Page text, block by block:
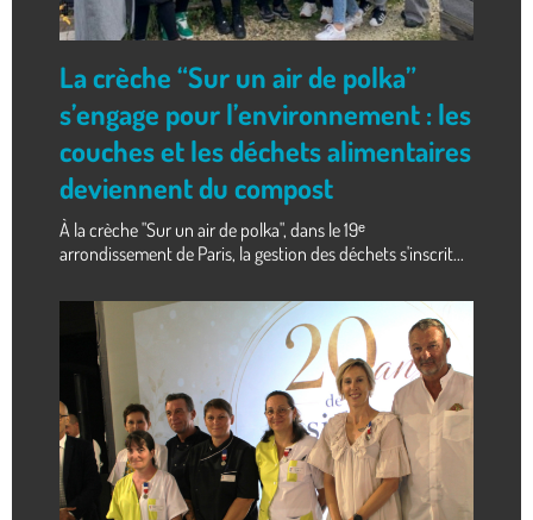
La crèche “Sur un air de polka”
s’engage pour l’environnement : les
couches et les déchets alimentaires
deviennent du compost
À la crèche "Sur un air de polka", dans le 19ᵉ
arrondissement de Paris, la gestion des déchets s'inscrit...